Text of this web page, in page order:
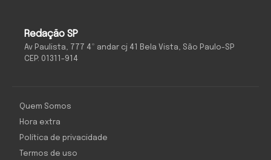
Redação SP
Av Paulista, 777 4º andar cj 41 Bela Vista, São Paulo-SP
CEP: 01311-914
Quem Somos
Hora extra
Política de privacidade
Termos de uso